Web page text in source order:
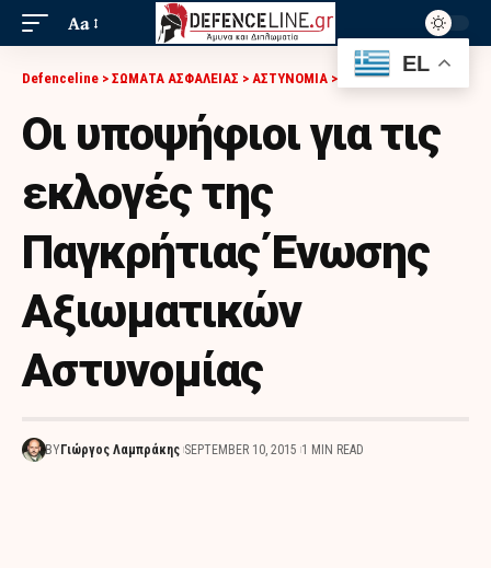
Aa
Defenceline > ΣΩΜΑΤΑ ΑΣΦΑΛΕΙΑΣ > ΑΣΤΥΝΟΜΙΑ > ΟΙ ΥΠΟΨΉΦΙΟΙ ΓΙΑ ΤΙΣ ΕΚΛΟΓΈΣ ΤΗΣ ΠΑΓΚΡΉΤΙΑΣ ΈΝΩΣΗΣ ΑΞΙΩΜΑΤΙΚΏΝ ΑΣΤΥΝΟΜΊΑΣ
Οι υποψήφιοι για τις
εκλογές της
Παγκρήτιας Ένωσης
Αξιωματικών
Αστυνομίας
BY Γιώργος Λαμπράκης SEPTEMBER 10, 2015 1 MIN READ
EL